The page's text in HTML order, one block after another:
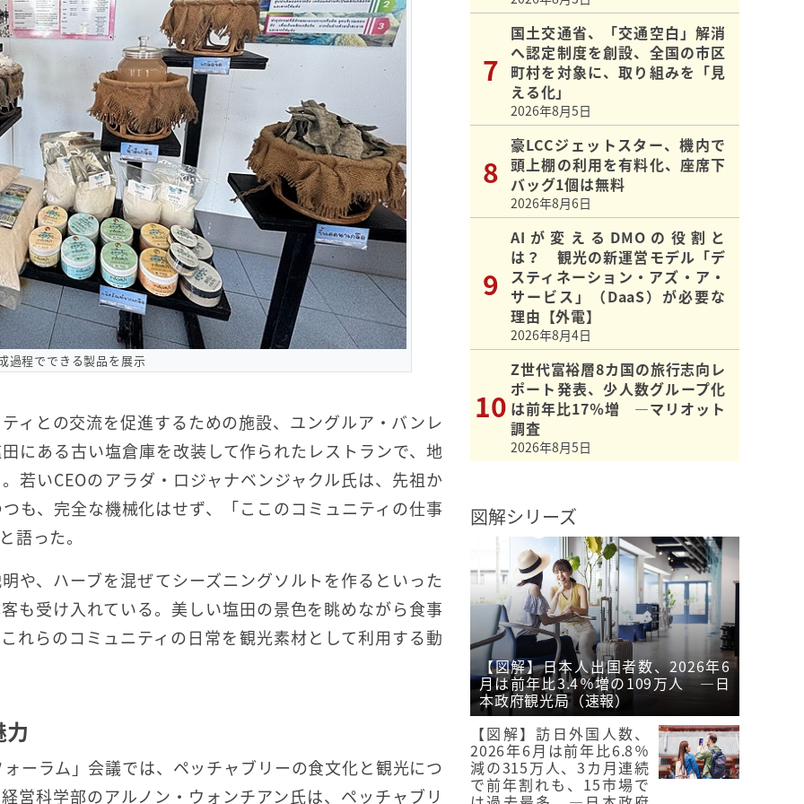
過程でできる製品を展示
ィとの交流を促進するための施設、ユングルア・バンレ
にある古い塩倉庫を改装して作られたレストランで、地
若いCEOのアラダ・ロジャナベンジャクル氏は、先祖か
も、完全な機械化はせず、「ここのコミュニティの仕事
語った。
や、ハーブを混ぜてシーズニングソルトを作るといった
も受け入れている。美しい塩田の景色を眺めながら食事
れらのコミュニティの日常を観光素材として利用する動
ーラム」会議では、ペッチャブリーの食文化と観光につ
営科学部のアルノン・ウォンチアン氏は、ペッチャブリ
国土交通省、「交通空白」解消
へ認定制度を創設、全国の市区
町村を対象に、取り組みを「見
える化」
2026年8月5日
豪LCCジェットスター、機内で
頭上棚の利用を有料化、座席下
バッグ1個は無料
2026年8月6日
AIが変えるDMOの役割と
は？ 観光の新運営モデル「デ
スティネーション・アズ・ア・
サービス」（DaaS）が必要な
理由【外電】
2026年8月4日
Z世代富裕層8カ国の旅行志向レ
ポート発表、少人数グループ化
は前年比17％増 ―マリオット
調査
2026年8月5日
図解シリーズ
【図解】日本人出国者数、2026年6
月は前年比3.4％増の109万人 ―日
本政府観光局（速報）
【図解】訪日外国人数、
2026年6月は前年比6.8％
減の315万人、3カ月連続
で前年割れも、15市場で